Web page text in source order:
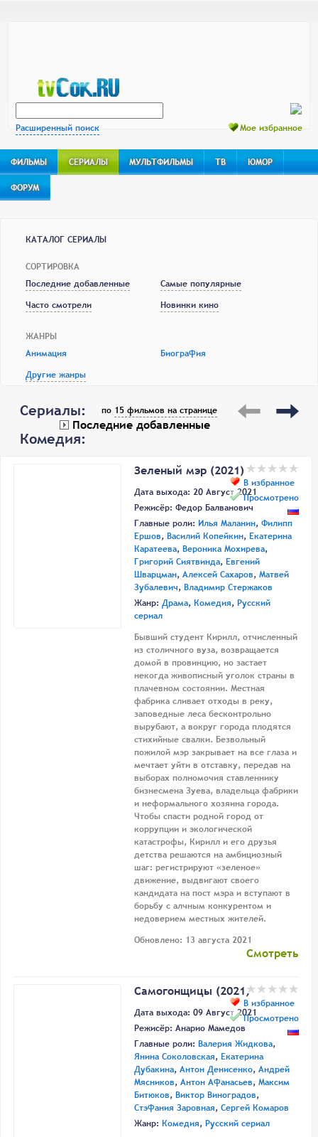
Расширенный поиск Мое избранное
ФИЛЬМЫ СЕРИАЛЫ МУЛЬТФИЛЬМЫ ТВ
ЮМОР
ФОРУМ
КАТАЛОГ СЕРИАЛЫ
СОРТИРОВКА
Последние добавленные
Самые популярные
Часто смотрели
Новинки кино
ЖАНРЫ
Анимация
Биография
Другие жанры
по 15 фильмов на странице
Последние добавленные
Сериалы:
Комедия:
В избранное
Просмотрено
Зеленый мэр (2021)
Дата выхода: 20 Август 2021
Режисёр: Федор Балванович
Главные роли: Илья Маланин, Филипп
Ершов, Василий Копейкин, Екатерина
Каратеева, Вероника Мохирева,
Григорий Сиятвинда, Евгений
Шварцман, Алексей Сахаров, Матвей
Зубалевич, Владимир Стержаков
Жанр: Драма, Комедия, Русский
сериал
Бывший студент Кирилл, отчисленный
из столичного вуза, возвращается
домой в провинцию, но застает
некогда живописный уголок страны в
плачевном состоянии. Местная
фабрика сливает отходы в реку,
заповедные леса бесконтрольно
вырубают, а вокруг города плодятся
стихийные свалки. Безвольный
пожилой мэр закрывает на все глаза и
мечтает уйти в отставку, передав на
выборах полномочия ставленнику
бизнесмена Зуева, владельца фабрики
и неформального хозяина города.
Чтобы спасти родной город от
коррупции и экологической
катастрофы, Кирилл и его друзья
детства решаются на амбициозный
шаг: регистрируют «зеленое»
движение, выдвигают своего
кандидата на пост мэра и вступают в
борьбу с алчным конкурентом и
недоверием местных жителей.
Обновлено: 13 августа 2021
Смотреть
В избранное
Просмотрено
Самогонщицы (2021)
Дата выхода: 09 Август 2021
Режисёр: Анарио Мамедов
Главные роли: Валерия Жидкова,
Янина Соколовская, Екатерина
Дубакина, Антон Денисенко, Андрей
Мясников, Антон Афанасьев, Максим
Битюков, Виктор Виноградов,
Стэфания Заровная, Сергей Комаров
Жанр: Комедия, Русский сериал